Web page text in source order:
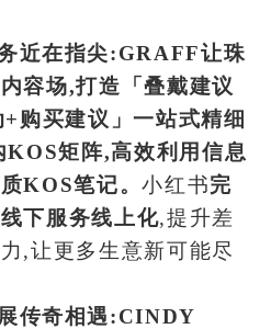
近在指尖:GRAFF让珠
容场,打造「叠戴建议
购买建议」一站式精细
矩阵,高效利用信息
KOS笔记。小红书完
下服务线上化,提升差
,让更多生意新可能尽
传奇相遇:CINDY